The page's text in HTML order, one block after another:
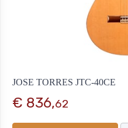
JOSE TORRES JTC-40CE
€ 836,62